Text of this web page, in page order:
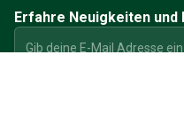
Erfahre Neuigkeiten